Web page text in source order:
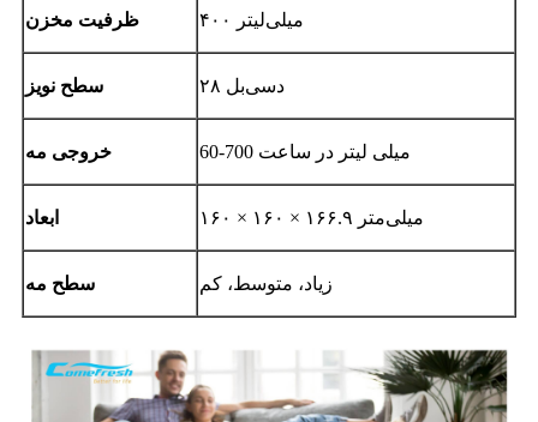
ظرفیت مخزن ۴۰۰ میلی‌لیتر
سطح نویز ۲۸ دسی‌بل
خروجی مه 6 0-700 میلی لیتر در ساعت
ابعاد ۱۶۰ × ۱۶۰ × ۱۶۶.۹ میلی‌متر
سطح مه زیاد، متوسط، کم